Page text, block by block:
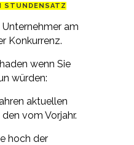
STUNDENSATZ
am
Konkurrenz.
wenn Sie
würden:
aktuellen
vom Vorjahr.
hoch der